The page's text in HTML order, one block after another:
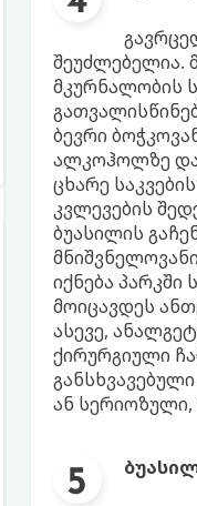
შეუძლებელია.
მკურნალობის
ბევრი
ალკოჰოლზე და
ცხარე
კვლევების
ბუასილის
იქნება
მოიცავდეს
ასევე,
ქირურგიული
ან